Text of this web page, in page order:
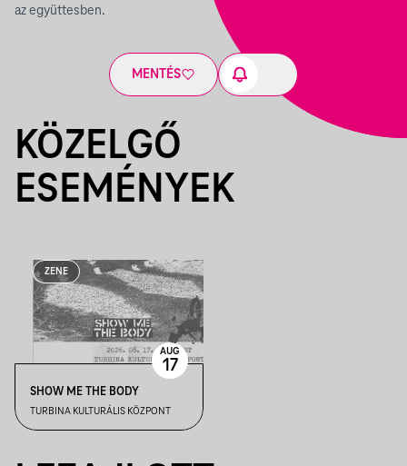
az együttesben.
MENTÉS
KÖZELGŐ
ESEMÉNYEK
ZENE
SHOW ME THE BODY
TURBINA KULTURÁLIS KÖZPONT
AUG
17